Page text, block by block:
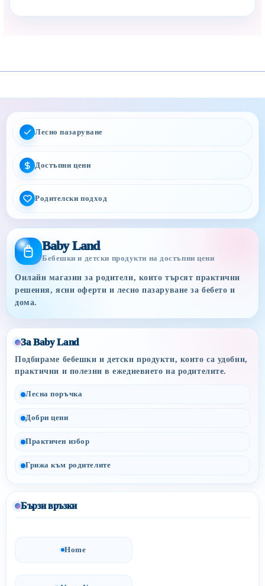
Лесно пазаруване
Достъпни цени
Родителски подход
Baby Land
Бебешки и детски продукти на достъпни цени
Онлайн магазин за родители, които търсят практични
решения, ясни оферти и лесно пазаруване за бебето и
дома.
За Baby Land
Подбираме бебешки и детски продукти, които са удобни,
практични и полезни в ежедневието на родителите.
Лесна поръчка
Добри цени
Практичен избор
Грижа към родителите
Бързи връзки
Home